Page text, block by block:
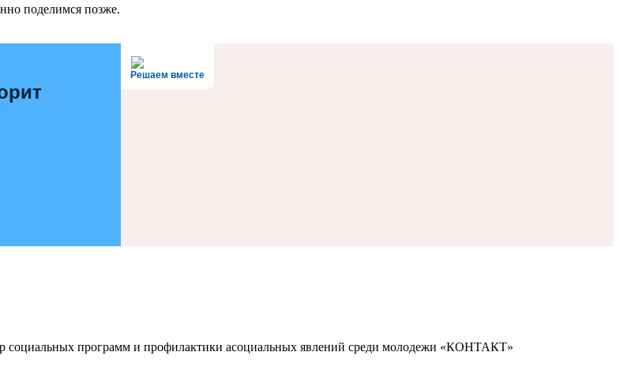
поделимся позже.
Решаем вместе
социальных программ и профилактики асоциальных явлений среди молодежи «КОНТАКТ»